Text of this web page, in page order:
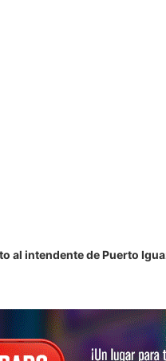
al intendente de Puerto